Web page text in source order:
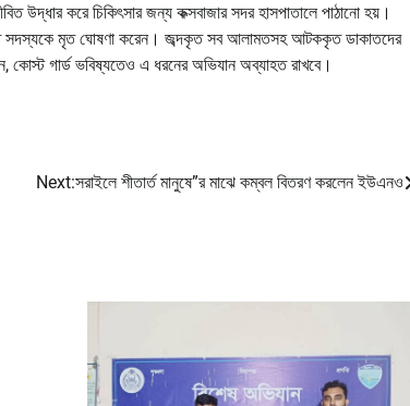
করে চিকিৎসার জন্য কক্সবাজার সদর হাসপাতালে পাঠানো হয়।
সদস্যকে মৃত ঘোষণা করেন। জব্দকৃত সব আলামতসহ আটককৃত ডাকাতদের
গার্ড ভবিষ্যতেও এ ধরনের অভিযান অব্যাহত রাখবে।
Next:সরাইলে শীতার্ত মানুষে”র মাঝে কম্বল বিতরণ করলেন ইউএনও